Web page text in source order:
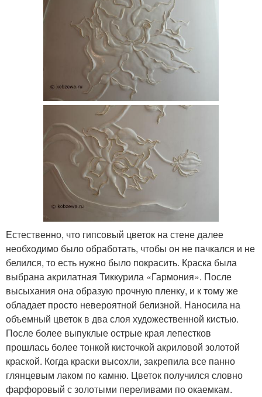
Естественно, что гипсовый цветок на стене далее
необходимо было обработать, чтобы он не пачкался и не
белился, то есть нужно было покрасить. Краска была
выбрана акрилатная Тиккурила «Гармония». После
высыхания она образую прочную пленку, и к тому же
обладает просто невероятной белизной. Наносила на
объемный цветок в два слоя художественной кистью.
После более выпуклые острые края лепестков
прошлась более тонкой кисточкой акриловой золотой
краской. Когда краски высохли, закрепила все панно
глянцевым лаком по камню. Цветок получился словно
фарфоровый с золотыми переливами по окаемкам.